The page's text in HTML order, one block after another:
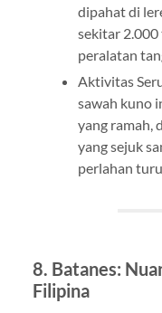
dipahat di
sekitar 2.000
peralatan
Aktivitas
sawah kuno
yang ramah,
yang sejuk
perlahan
8. Batanes:
Filipina